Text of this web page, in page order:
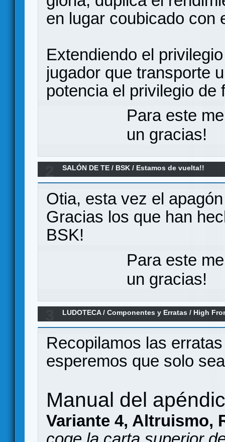
en lugar coubicado con
Extendiendo el
jugador que transporte
potencia el privilegio de
Para este
un gracias!
SALÓN DE TE / BSK / Estamos de vuelta!!
Otia, esta vez el
Gracias los que han
BSK!
Para este
un gracias!
LUDOTECA/Componentes y Erratas / High
Recopilamos las
esperemos que solo
Manual del
Variante 4, Altruismo,